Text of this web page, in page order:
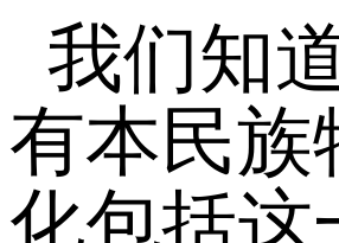
我们知
有本民族
化包括这